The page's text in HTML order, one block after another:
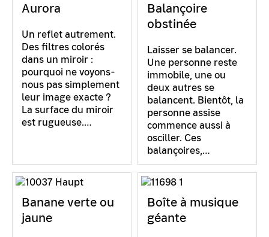
Aurora
Un reflet autrement.
Des filtres colorés
dans un miroir :
pourquoi ne voyons-
nous pas simplement
leur image exacte ?
La surface du miroir
est rugueuse.…
Balançoire
obstinée
Laisser se balancer.
Une personne reste
immobile, une ou
deux autres se
balancent. Bientôt, la
personne assise
commence aussi à
osciller. Ces
balançoires,…
Banane verte ou
jaune
Boîte à musique
géante